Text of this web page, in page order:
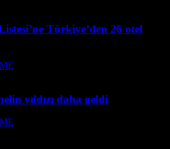
Türkiye’den 26 otel
yıldızı daha geldi